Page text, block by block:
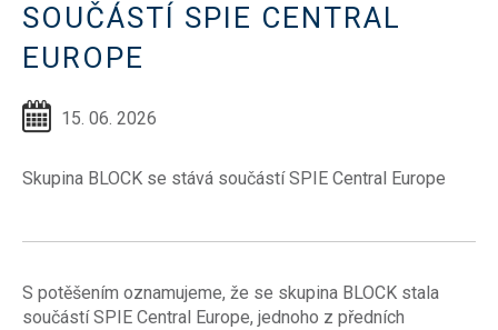
SOUČÁSTÍ SPIE CENTRAL
EUROPE
15. 06. 2026
Skupina BLOCK se stává součástí SPIE Central Europe
S potěšením oznamujeme, že se skupina BLOCK stala
součástí SPIE Central Europe, jednoho z předních